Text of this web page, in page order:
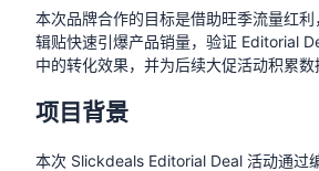
本次品牌合作的目标是借助旺季流量红
辑贴快速引爆产品销量，验证 Editorial
中的转化效果，并为后续大促活动积累数
项目背景
本次 Slickdeals Editorial Deal 活动通过